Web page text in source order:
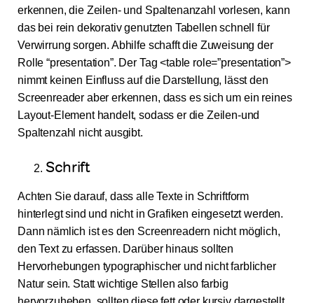
erkennen, die Zeilen- und Spaltenanzahl vorlesen, kann
das bei rein dekorativ genutzten Tabellen schnell für
Verwirrung sorgen. Abhilfe schafft die Zuweisung der
Rolle “presentation”. Der Tag <table role=”presentation”>
nimmt keinen Einfluss auf die Darstellung, lässt den
Screenreader aber erkennen, dass es sich um ein reines
Layout-Element handelt, sodass er die Zeilen-und
Spaltenzahl nicht ausgibt.
Schrift
Achten Sie darauf, dass alle Texte in Schriftform
hinterlegt sind und nicht in Grafiken eingesetzt werden.
Dann nämlich ist es den Screenreadern nicht möglich,
den Text zu erfassen. Darüber hinaus sollten
Hervorhebungen typographischer und nicht farblicher
Natur sein. Statt wichtige Stellen also farbig